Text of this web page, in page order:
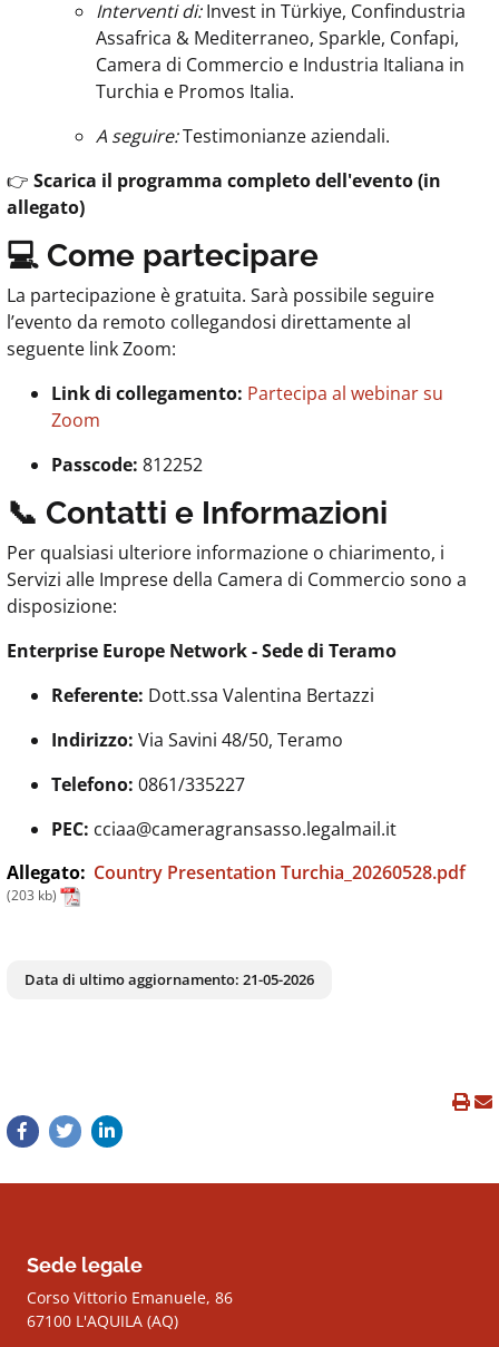
Interventi di:Invest in Türkiye, Confindustria
Assafrica & Mediterraneo, Sparkle, Confapi,
Camera di Commercio e Industria Italiana in
Turchia e Promos Italia.
A seguire:Testimonianze aziendali.
👉 Scarica il programma completo dell'evento (in
allegato)
💻 Come partecipare
La partecipazione è gratuita. Sarà possibile seguire
l’evento da remoto collegandosi direttamente al
seguente link Zoom:
Link di collegamento: Partecipa al webinar su
Zoom
Passcode: 812252
📞 Contatti e Informazioni
Per qualsiasi ulteriore informazione o chiarimento, i
Servizi alle Imprese della Camera di Commercio sono a
disposizione:
Enterprise Europe Network - Sede di Teramo
Referente: Dott.ssa Valentina Bertazzi
Indirizzo: Via Savini 48/50, Teramo
Telefono: 0861/335227
PEC: cciaa@cameragransasso.legalmail.it
Allegato: Country Presentation Turchia_20260528.pdf
(203 kb)
Data di ultimo aggiornamento: 21-05-2026
Sede legale
Corso Vittorio Emanuele, 86
67100 L'AQUILA (AQ)